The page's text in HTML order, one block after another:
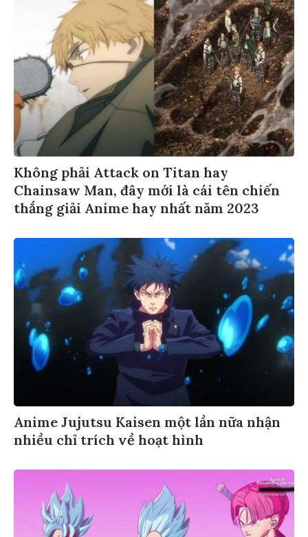
Không phải Attack on Titan hay
Chainsaw Man, đây mới là cái tên chiến
thắng giải Anime hay nhất năm 2023
Anime Jujutsu Kaisen một lần nữa nhận
nhiều chỉ trích về hoạt hình